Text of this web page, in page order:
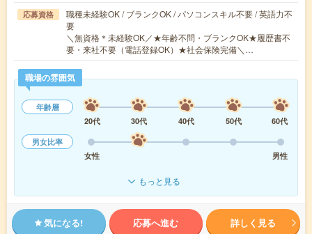
応募資格
職種未経験OK / ブランクOK / パソコンスキル不要 / 英語力不
要
＼無資格＊未経験OK／★年齢不問・ブランクOK★履歴書不
要・来社不要（電話登録OK）★社会保険完備＼…
職場の雰囲気
年齢層
20代
30代 40代 50代
60代
男女比率
女性
男性
もっと見る
気になる! 応募へ進む 詳しく見る